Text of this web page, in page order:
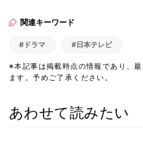
関連キーワード
#ドラマ #日本テレビ
※本記事は掲載時点の情報であり、
ます。予めご了承ください。
あわせて読みたい